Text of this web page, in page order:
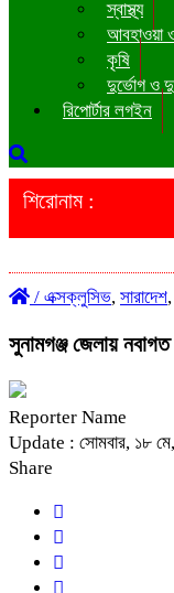
স্বাস্থ্য
আবহাওয়া
কৃষি
দুর্ভোগ ও
রিপোর্টার লগইন
শিরোনাম :
/ এক্সক্লুসিভ, সারাদেশ,
সুনামগঞ্জ জেলায়
Reporter Name
Update : সোমবার, ১৮
Share